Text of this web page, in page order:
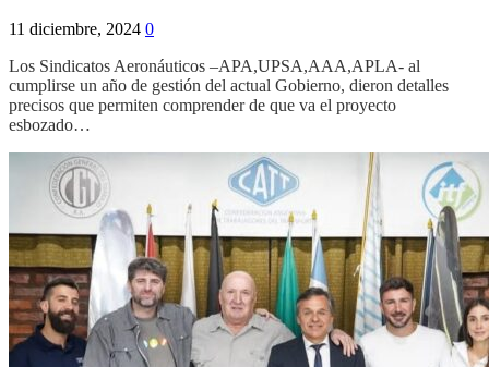
11 diciembre, 2024 0
Los Sindicatos Aeronáuticos –APA,UPSA,AAA,APLA- al
cumplirse un año de gestión del actual Gobierno, dieron detalles
precisos que permiten comprender de que va el proyecto
esbozado…